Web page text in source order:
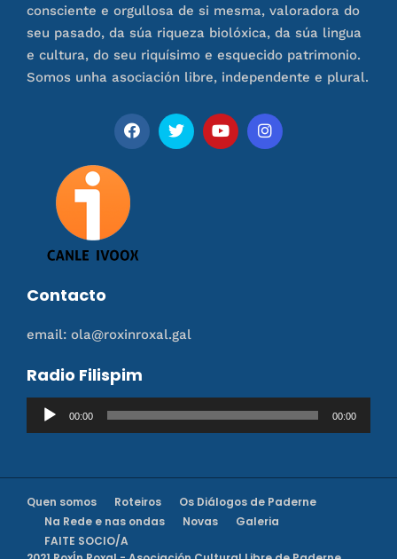
consciente e orgullosa de si mesma, valoradora do
seu pasado, da súa riqueza biolóxica, da súa lingua
e cultura, do seu riquísimo e esquecido patrimonio.
Somos unha asociación libre, independente e plural.
Contacto
email: ola@roxinroxal.gal
Radio Filispim
Reproductor
00:00 00:00
Quen somos Roteiros
Os Diálogos de Paderne
Na Rede e nas ondas
Novas
Galeria
FAITE SOCIO/A